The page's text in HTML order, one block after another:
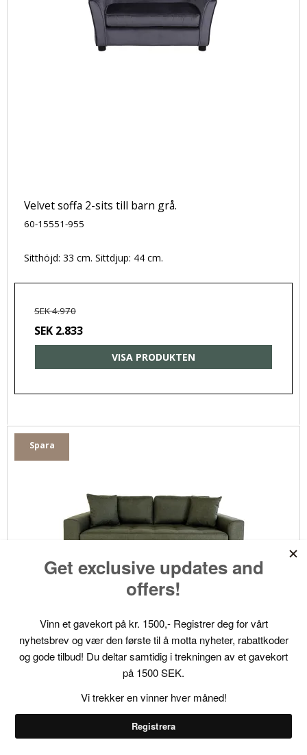
Velvet soffa 2-sits till barn grå.
60-15551-955
Sitthöjd: 33 cm. Sittdjup: 44 cm.
SEK 4.970
SEK 2.833
VISA PRODUKTEN
Spara
Lido soffa 2,5 sits 2 kuddar grön.